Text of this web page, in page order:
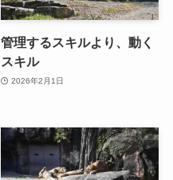
管理するスキルより、動く
スキル
2026年2月1日